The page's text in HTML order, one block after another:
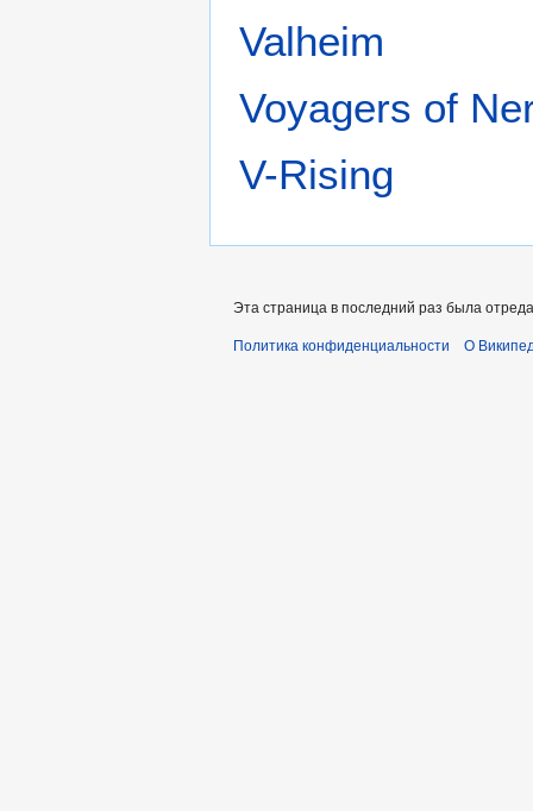
Valheim
Voyagers of
V-Rising
Эта страница в последний раз была
Политика конфиденциальности О